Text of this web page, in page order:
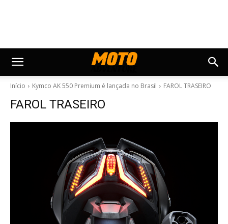
Início Kymco AK 550 Premium é lançada no Brasil FAROL TRASEIRO
FAROL TRASEIRO